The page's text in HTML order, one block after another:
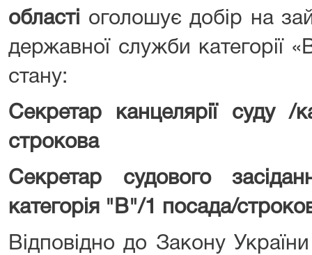
області оголошує добір на
державної служби категорії
стану:
Секретар канцелярії суду /
строкова
Секретар судового
категорія "В"/1 посада/
Відповідно до Закону